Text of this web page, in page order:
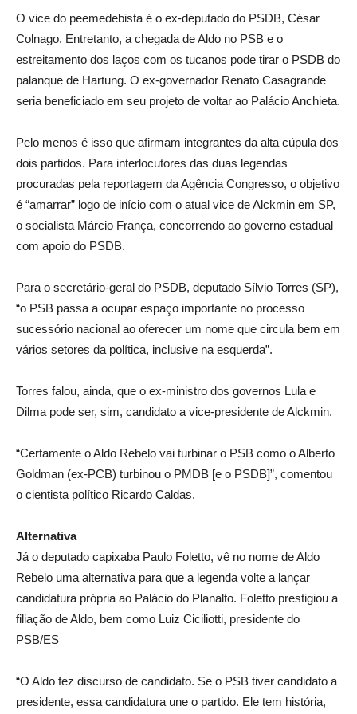
O vice do peemedebista é o ex-deputado do PSDB, César
Colnago. Entretanto, a chegada de Aldo no PSB e o
estreitamento dos laços com os tucanos pode tirar o PSDB do
palanque de Hartung. O ex-governador Renato Casagrande
seria beneficiado em seu projeto de voltar ao Palácio Anchieta.
Pelo menos é isso que afirmam integrantes da alta cúpula dos
dois partidos. Para interlocutores das duas legendas
procuradas pela reportagem da Agência Congresso, o objetivo
é “amarrar” logo de início com o atual vice de Alckmin em SP,
o socialista Márcio França, concorrendo ao governo estadual
com apoio do PSDB.
Para o secretário-geral do PSDB, deputado Sílvio Torres (SP),
“o PSB passa a ocupar espaço importante no processo
sucessório nacional ao oferecer um nome que circula bem em
vários setores da política, inclusive na esquerda”.
Torres falou, ainda, que o ex-ministro dos governos Lula e
Dilma pode ser, sim, candidato a vice-presidente de Alckmin.
“Certamente o Aldo Rebelo vai turbinar o PSB como o Alberto
Goldman (ex-PCB) turbinou o PMDB [e o PSDB]”, comentou
o cientista político Ricardo Caldas.
Alternativa
Já o deputado capixaba Paulo Foletto, vê no nome de Aldo
Rebelo uma alternativa para que a legenda volte a lançar
candidatura própria ao Palácio do Planalto. Foletto prestigiou a
filiação de Aldo, bem como Luiz Ciciliotti, presidente do
PSB/ES
“O Aldo fez discurso de candidato. Se o PSB tiver candidato a
presidente, essa candidatura une o partido. Ele tem história,